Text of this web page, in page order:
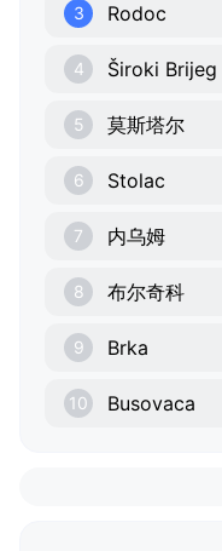
3 Rodoc
4 Široki Brijeg
5 莫斯塔尔
6 Stolac
7 内乌姆
8 布尔奇科
9 Brka
10 Busovaca